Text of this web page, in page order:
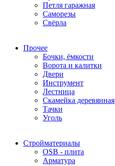
Петля гаражная
Саморезы
Свёрла
Прочее
Бочки, ёмкости
Ворота и калитки
Двери
Инструмент
Лестница
Скамейка деревянная
Тачки
Уголь
Стройматериалы
OSB - плита
Арматура